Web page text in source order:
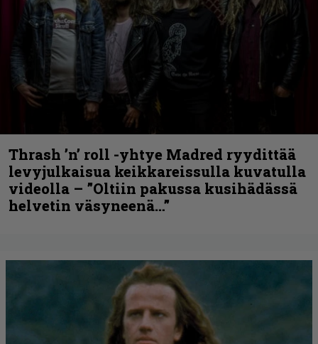
Thrash ’n’ roll -yhtye Madred ryydittää
levyjulkaisua keikkareissulla kuvatulla
videolla – ”Oltiin pakussa kusihädässä
helvetin väsyneenä…”